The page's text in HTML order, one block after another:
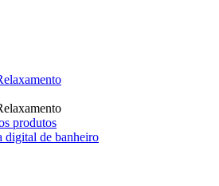
produtos
digital de banheiro